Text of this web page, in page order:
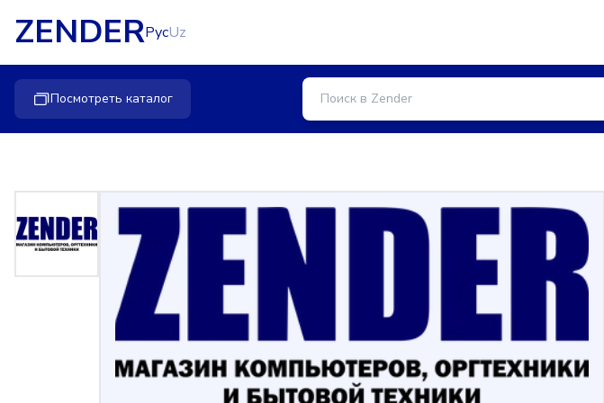
ZENDERРусUz
Посмотреть каталог